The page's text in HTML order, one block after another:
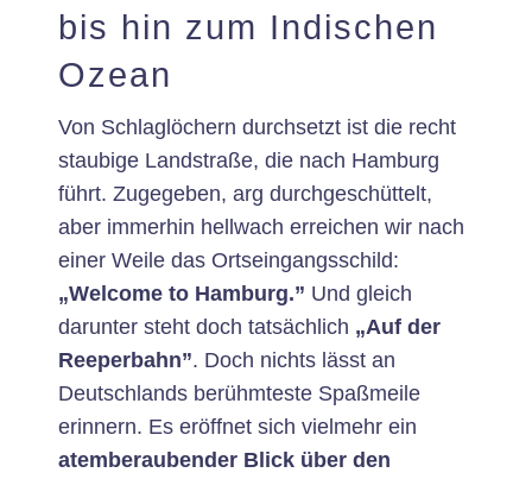
bis hin zum Indischen
Ozean
Von Schlaglöchern durchsetzt ist die recht
staubige Landstraße, die nach Hamburg
führt. Zugegeben, arg durchgeschüttelt,
aber immerhin hellwach erreichen wir nach
einer Weile das Ortseingangsschild:
„Welcome to Hamburg.” Und gleich
darunter steht doch tatsächlich „Auf der
Reeperbahn”. Doch nichts lässt an
Deutschlands berühmteste Spaßmeile
erinnern. Es eröffnet sich vielmehr ein
atemberaubender Blick über den